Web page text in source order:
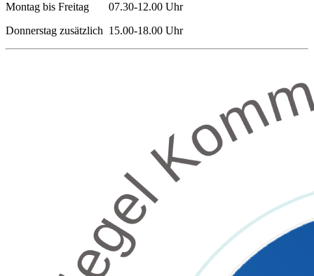
Montag bis Freitag 07.30-12.00 Uhr
Donnerstag zusätzlich 15.00-18.00 Uhr